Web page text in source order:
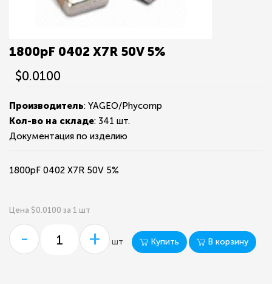
1800pF 0402 X7R 50V 5%
$0.0100
Производитель: YAGEO/Phycomp
Кол-во на складе: 341 шт.
Документация по изделию
1800pF 0402 X7R 50V 5%
Цена $0.0100 за 1 шт
- + шт Купить В корзину